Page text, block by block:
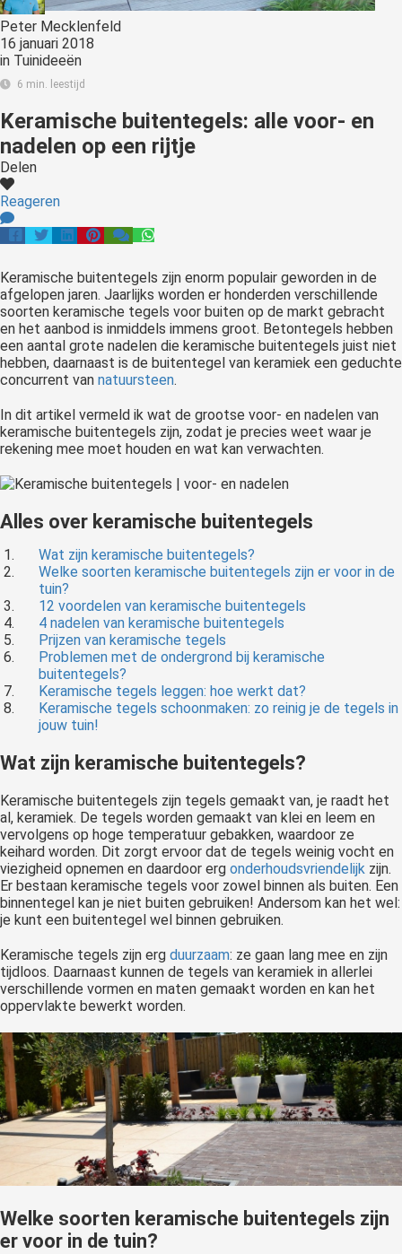
Peter Mecklenfeld
16 januari 2018
in Tuinideeën
6 min. leestijd
Keramische buitentegels: alle voor- en
nadelen op een rijtje
Delen
Reageren
Keramische buitentegels zijn enorm populair geworden in de
afgelopen jaren. Jaarlijks worden er honderden verschillende
soorten keramische tegels voor buiten op de markt gebracht
en het aanbod is inmiddels immens groot. Betontegels hebben
een aantal grote nadelen die keramische buitentegels juist niet
hebben, daarnaast is de buitentegel van keramiek een geduchte
concurrent van natuursteen.
In dit artikel vermeld ik wat de grootse voor- en nadelen van
keramische buitentegels zijn, zodat je precies weet waar je
rekening mee moet houden en wat kan verwachten.
Alles over keramische buitentegels
Wat zijn keramische buitentegels?
Welke soorten keramische buitentegels zijn er voor in de
tuin?
12 voordelen van keramische buitentegels
4 nadelen van keramische buitentegels
Prijzen van keramische tegels
Problemen met de ondergrond bij keramische
buitentegels?
Keramische tegels leggen: hoe werkt dat?
Keramische tegels schoonmaken: zo reinig je de tegels in
jouw tuin!
Wat zijn keramische buitentegels?
Keramische buitentegels zijn tegels gemaakt van, je raadt het
al, keramiek. De tegels worden gemaakt van klei en leem en
vervolgens op hoge temperatuur gebakken, waardoor ze
keihard worden. Dit zorgt ervoor dat de tegels weinig vocht en
viezigheid opnemen en daardoor erg onderhoudsvriendelijk zijn.
Er bestaan keramische tegels voor zowel binnen als buiten. Een
binnentegel kan je niet buiten gebruiken! Andersom kan het wel:
je kunt een buitentegel wel binnen gebruiken.
Keramische tegels zijn erg duurzaam: ze gaan lang mee en zijn
tijdloos. Daarnaast kunnen de tegels van keramiek in allerlei
verschillende vormen en maten gemaakt worden en kan het
oppervlakte bewerkt worden.
Welke soorten keramische buitentegels zijn
er voor in de tuin?